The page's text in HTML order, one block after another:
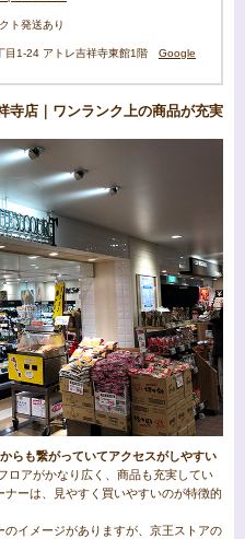
ト発送あり
目1‐24 アトレ吉祥寺東館1階 Google
寺店｜ワンランク上の商品が充実
らも繋がっていてアクセスがしやすい
ロアがかなり広く、商品も充実してい
ーは、見やすく買いやすいのが特徴的
のイメージがありますが、京王ストアの